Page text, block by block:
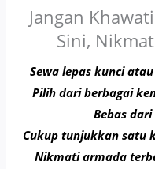
Jangan
Sini,
Sewa lepas kunci
Pilih dari berbagai
Bebas
Cukup tunjukkan satu
Nikmati armada